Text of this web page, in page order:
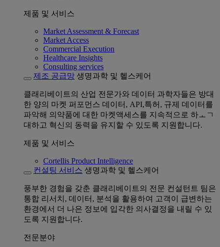
제품 및 서비스
Market Assessment & Forecast
Market Access
Commercial Execution
Healthcare Insights
Consulting services
제조 공급망 생명과학 및 헬스케어
클래리베이트의 산업 전문가와 데이터 과학자들은 방대
한 양의 마켓 퍼포먼스 데이터, API,특허, 규제 데이터를
파악해 의약품에 대한 마켓액세스를 지속적으로 하ㅗㄱ
대하고 혁신의 동력을 유지할 수 있도록 지원합니다.
제품 및 서비스
Cortellis Product Intelligence
컨설팅 서비스 생명과학 및 헬스케어
풍부한 경험을 갖춘 클래리베이트의 전문 컨설턴트 팀은
통합 리서치, 데이터, 분석을 활용하여 고객이 급변하는
환경에서 더 나은 정보에 입각한 의사결정을 내릴 수 있
도록 지원합니다.
전문분야